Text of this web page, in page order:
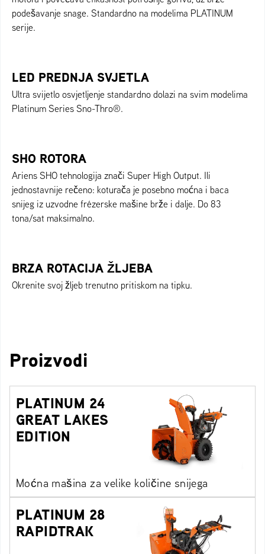
podešavanje snage. Standardno na modelima PLATINUM
serije.
LED PREDNJA SVJETLA
Ultra svijetlo osvjetljenje standardno dolazi na svim modelima
Platinum Series Sno-Thro®.
SHO ROTORA
Ariens SHO tehnologija znači Super High Output. Ili
jednostavnije rečeno: koturača je posebno moćna i baca
snijeg iz uzvodne frézerske mašine brže i dalje. Do 83
tona/sat maksimalno.
BRZA ROTACIJA ŽLJEBA
Okrenite svoj žljeb trenutno pritiskom na tipku.
Proizvodi
PLATINUM 24
GREAT LAKES
EDITION
Moćna mašina za velike količine snijega
PLATINUM 28
RAPIDTRAK